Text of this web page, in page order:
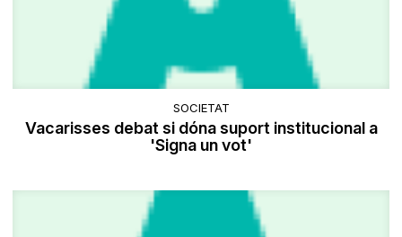
SOCIETAT
Vacarisses debat si dóna suport institucional a
'Signa un vot'